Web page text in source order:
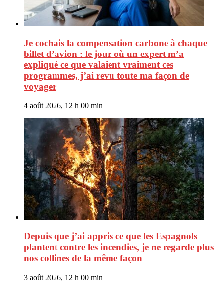
Je cochais la compensation carbone à chaque
billet d’avion : le jour où un expert m’a
expliqué ce que valaient vraiment ces
programmes, j’ai revu toute ma façon de
voyager
4 août 2026, 12 h 00 min
Depuis que j’ai appris ce que les Espagnols
plantent contre les incendies, je ne regarde plus
nos collines de la même façon
3 août 2026, 12 h 00 min